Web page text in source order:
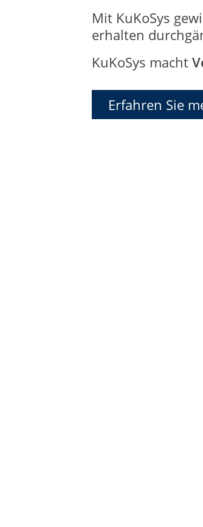
Mit KuKoSys
erhalten
KuKoSys macht
Erfahren Sie